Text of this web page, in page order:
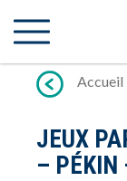
vers
Accueil
JEUX
–